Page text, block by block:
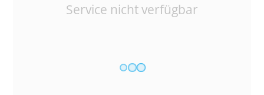
Service nicht verfügbar